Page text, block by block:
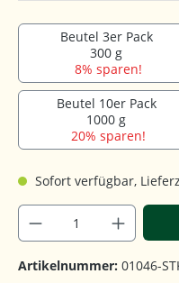
Beutel 3er Pack
300 g
8% sparen!
Beutel 10er Pack
1000 g
20% sparen!
Sofort verfügbar,
Artikelnummer: 01046-